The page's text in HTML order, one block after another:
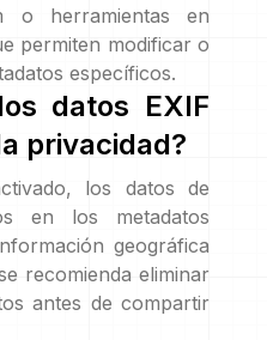
o herramientas en
permiten modificar o
específicos.
datos EXIF
privacidad?
los datos de
en los metadatos
geográfica
recomienda eliminar
antes de compartir